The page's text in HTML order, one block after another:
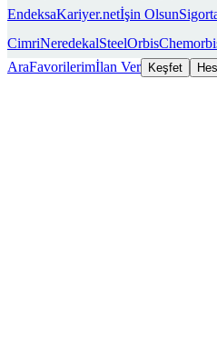
EndeksaKariyer.netİşin Olsun
CimriNeredekalSteelOrbis
AraFavorilerimİlan Ver Keşfet